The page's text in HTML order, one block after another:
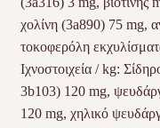
χολίνη (3a890) 75 mg,
τοκοφερόλη
Ιχνοστοιχεία / kg:
3b103) 120 mg,
120 mg, χηλικό